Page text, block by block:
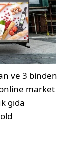
ve 3 binden
market
gıda